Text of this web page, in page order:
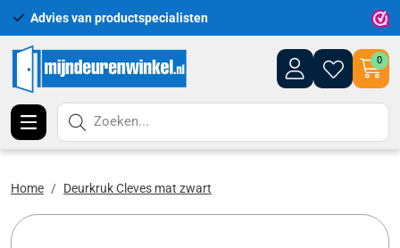
Advies van productspecialisten
0
Zoeken...
Home Deurkruk Cleves mat zwart